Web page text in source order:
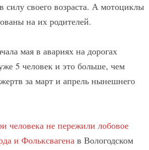
силу своего возраста. А мотоциклы
на их родителей.
мая в авариях на дорогах
5 человек и это больше, чем
за март и апрель нынешнего
человека не пережили лобовое
и Фольксвагена в Вологодском